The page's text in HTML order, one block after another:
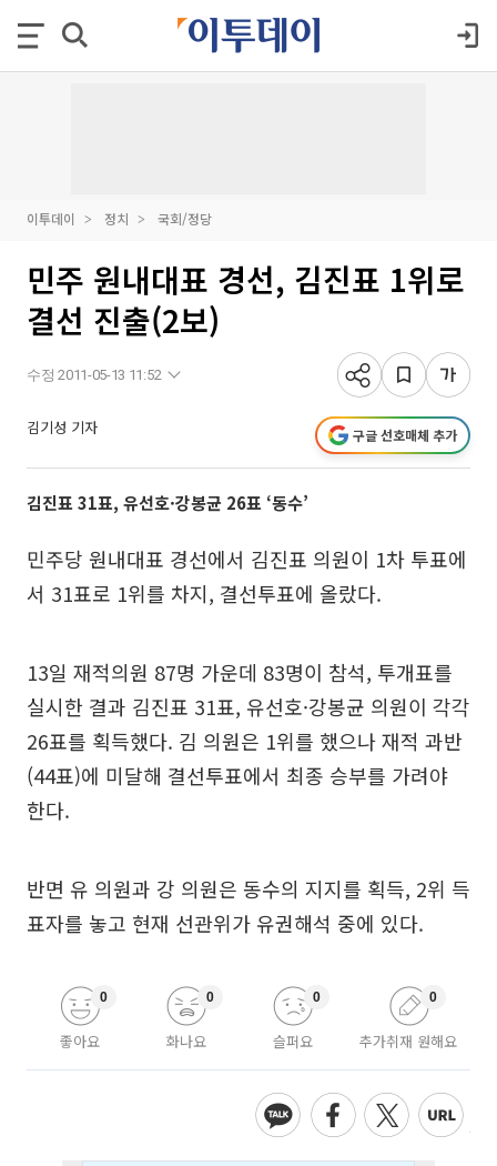
이투데이 정치 국회/정당
민주 원내대표 경선, 김진표 1위로
결선 진출(2보)
수정 2011-05-13 11:52
김기성 기자 구글 선호매체 추가
김진표 31표, 유선호·강봉균 26표 ‘동수’
민주당 원내대표 경선에서 김진표 의원이 1차 투표에
서 31표로 1위를 차지, 결선투표에 올랐다.
13일 재적의원 87명 가운데 83명이 참석, 투개표를
실시한 결과 김진표 31표, 유선호·강봉균 의원이 각각
26표를 획득했다. 김 의원은 1위를 했으나 재적 과반
(44표)에 미달해 결선투표에서 최종 승부를 가려야
한다.
반면 유 의원과 강 의원은 동수의 지지를 획득, 2위 득
표자를 놓고 현재 선관위가 유권해석 중에 있다.
좋아요
0
화나요
0
슬퍼요
0
추가취재 원해요
0